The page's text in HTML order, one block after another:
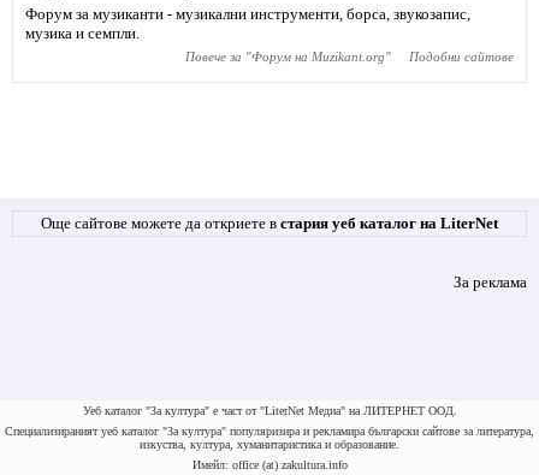
Форум за музиканти - музикални инструменти, борса, звукозапис,
музика и семпли.
Повече за "Форум на Muzikant.org" Подобни сайтове
Още сайтове можете да откриете в стария уеб каталог на LiterNet
За реклама
Уеб каталог "За култура" е част от "LiterNet Медиа" на ЛИТЕРНЕТ ООД.
Специализираният уеб каталог "За култура" популяризира и рекламира български сайтове за литература,
изкуства, култура, хуманитаристика и образование.
Имейл: office (at) zakultura.info